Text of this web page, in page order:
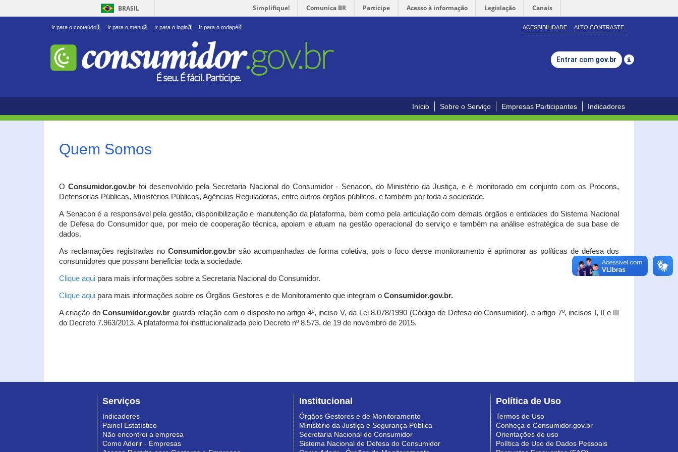
BRASIL Simplifique! Comunica BR Participe Acesso à informação Legislação Canais
Ir para o conteúdo1 Ir para o menu2 Ir para o login3 Ir para o rodapé4 ACESSIBILIDADE ALTO CONTRASTE
Entrar com gov.br
Início Sobre o Serviço Empresas Participantes Indicadores
Quem Somos
OConsumidor.gov.br foi desenvolvido pela Secretaria Nacional do Consumidor - Senacon, do Ministério da Justiça, e é monitorado em conjunto com os Procons,
Defensorias Públicas, Ministérios Públicos, Agências Reguladoras, entre outros órgãos públicos, e também por toda a sociedade.
A Senacon é a responsável pela gestão, disponibilização e manutenção da plataforma, bem como pela articulação com demais órgãos e entidades do Sistema Nacional
de Defesa do Consumidor que, por meio de cooperação técnica, apoiam e atuam na gestão operacional do serviço e também na análise estratégica de sua base de
dados.
As reclamações registradas no Consumidor.gov.brsão acompanhadas de forma coletiva, pois o foco desse monitoramento é aprimorar as políticas de defesa dos
consumidores que possam beneficiar toda a sociedade.
Clique aqui para mais informações sobre a Secretaria Nacional do Consumidor.
Clique aqui para mais informações sobre os Órgãos Gestores e de Monitoramento que integram o Consumidor.gov.br.
A criação doConsumidor.gov.br guarda relação com o disposto no artigo 4º, inciso V, da Lei 8.078/1990 (Código de Defesa do Consumidor), e artigo 7º, incisos I, II e III
do Decreto 7.963/2013. A plataforma foi institucionalizada pelo Decreto nº 8.573, de 19 de novembro de 2015.
Serviços
Indicadores
Painel Estatístico
Não encontrei a empresa
Como Aderir - Empresas
Institucional
Órgãos Gestores e de Monitoramento
Ministério da Justiça e Segurança Pública
Secretaria Nacional do Consumidor
Sistema Nacional de Defesa do Consumidor
Política de Uso
Termos de Uso
Conheça o Consumidor.gov.br
Orientações de uso
Política de Uso de Dados Pessoais